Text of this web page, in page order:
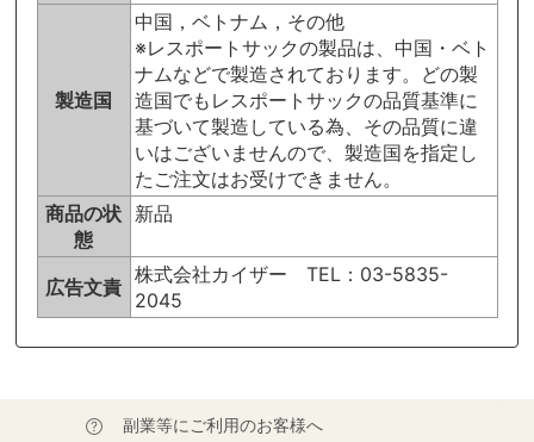
製造国
中国，ベトナム，その他
※レスポートサックの製品は、中国・ベト
ナムなどで製造されております。どの製
造国でもレスポートサックの品質基準に
基づいて製造している為、その品質に違
いはございませんので、製造国を指定し
たご注文はお受けできません。
商品の状
態
新品
広告文責
株式会社カイザー TEL：03-5835-
2045
副業等にご利用のお客様へ